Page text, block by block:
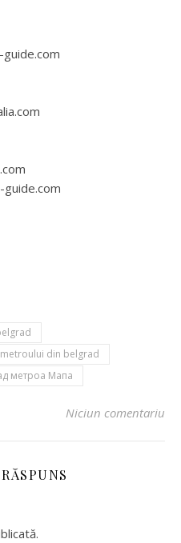
din belgrad
метроа Мапа
Niciun comentariu